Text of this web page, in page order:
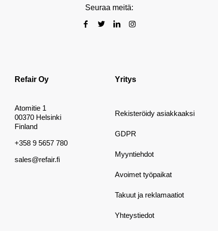
Seuraa meitä:
Refair Oy
Atomitie 1
00370 Helsinki
Finland
+358 9 5657 780
sales@refair.fi
Yritys
Rekisteröidy asiakkaaksi
GDPR
Myyntiehdot
Avoimet työpaikat
Takuut ja reklamaatiot
Yhteystiedot